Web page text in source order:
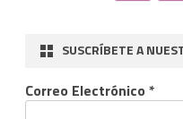
SUSCRÍBETE A
Correo Electrónico *